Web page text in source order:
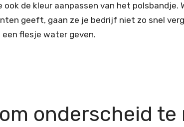
de kleur aanpassen van het polsbandje.
geeft, gaan ze je bedrijf niet zo snel
flesje water geven.
onderscheid te